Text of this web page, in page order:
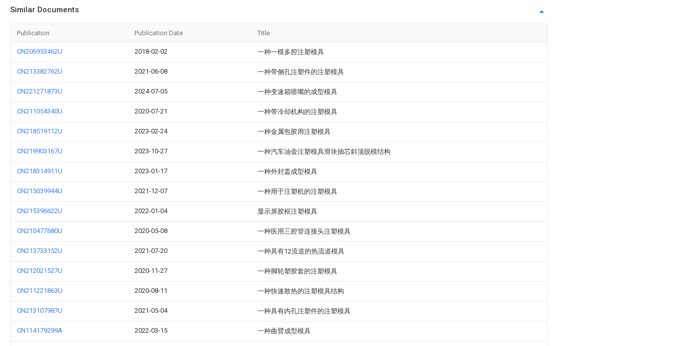
Similar Documents
Publication Publication Date Title
CN206953462U 2018-02-02 一种一模多腔注塑模具
CN213382762U 2021-06-08 一种带侧孔注塑件的注塑模具
CN221271873U 2024-07-05 一种变速箱喷嘴的成型模具
CN211054340U 2020-07-21 一种带冷却机构的注塑模具
CN218519112U 2023-02-24 一种金属包胶用注塑模具
CN219903167U 2023-10-27 一种汽车油壶注塑模具滑块抽芯斜顶脱模结构
CN218314911U 2023-01-17 一种外封盖成型模具
CN215039944U 2021-12-07 一种用于注塑机的注塑模具
CN215396622U 2022-01-04 显示屏胶框注塑模具
CN210477680U 2020-05-08 一种医用三腔管连接头注塑模具
CN213733152U 2021-07-20 一种具有12流道的热流道模具
CN212021527U 2020-11-27 一种脚轮塑胶套的注塑模具
CN211221863U 2020-08-11 一种快速散热的注塑模具结构
CN213107987U 2021-05-04 一种具有内孔注塑件的注塑模具
CN114179299A 2022-03-15 一种曲臂成型模具